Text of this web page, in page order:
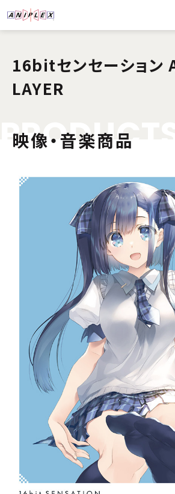
16bitセンセーション
LAYER
PRODUC
映像・音楽商品